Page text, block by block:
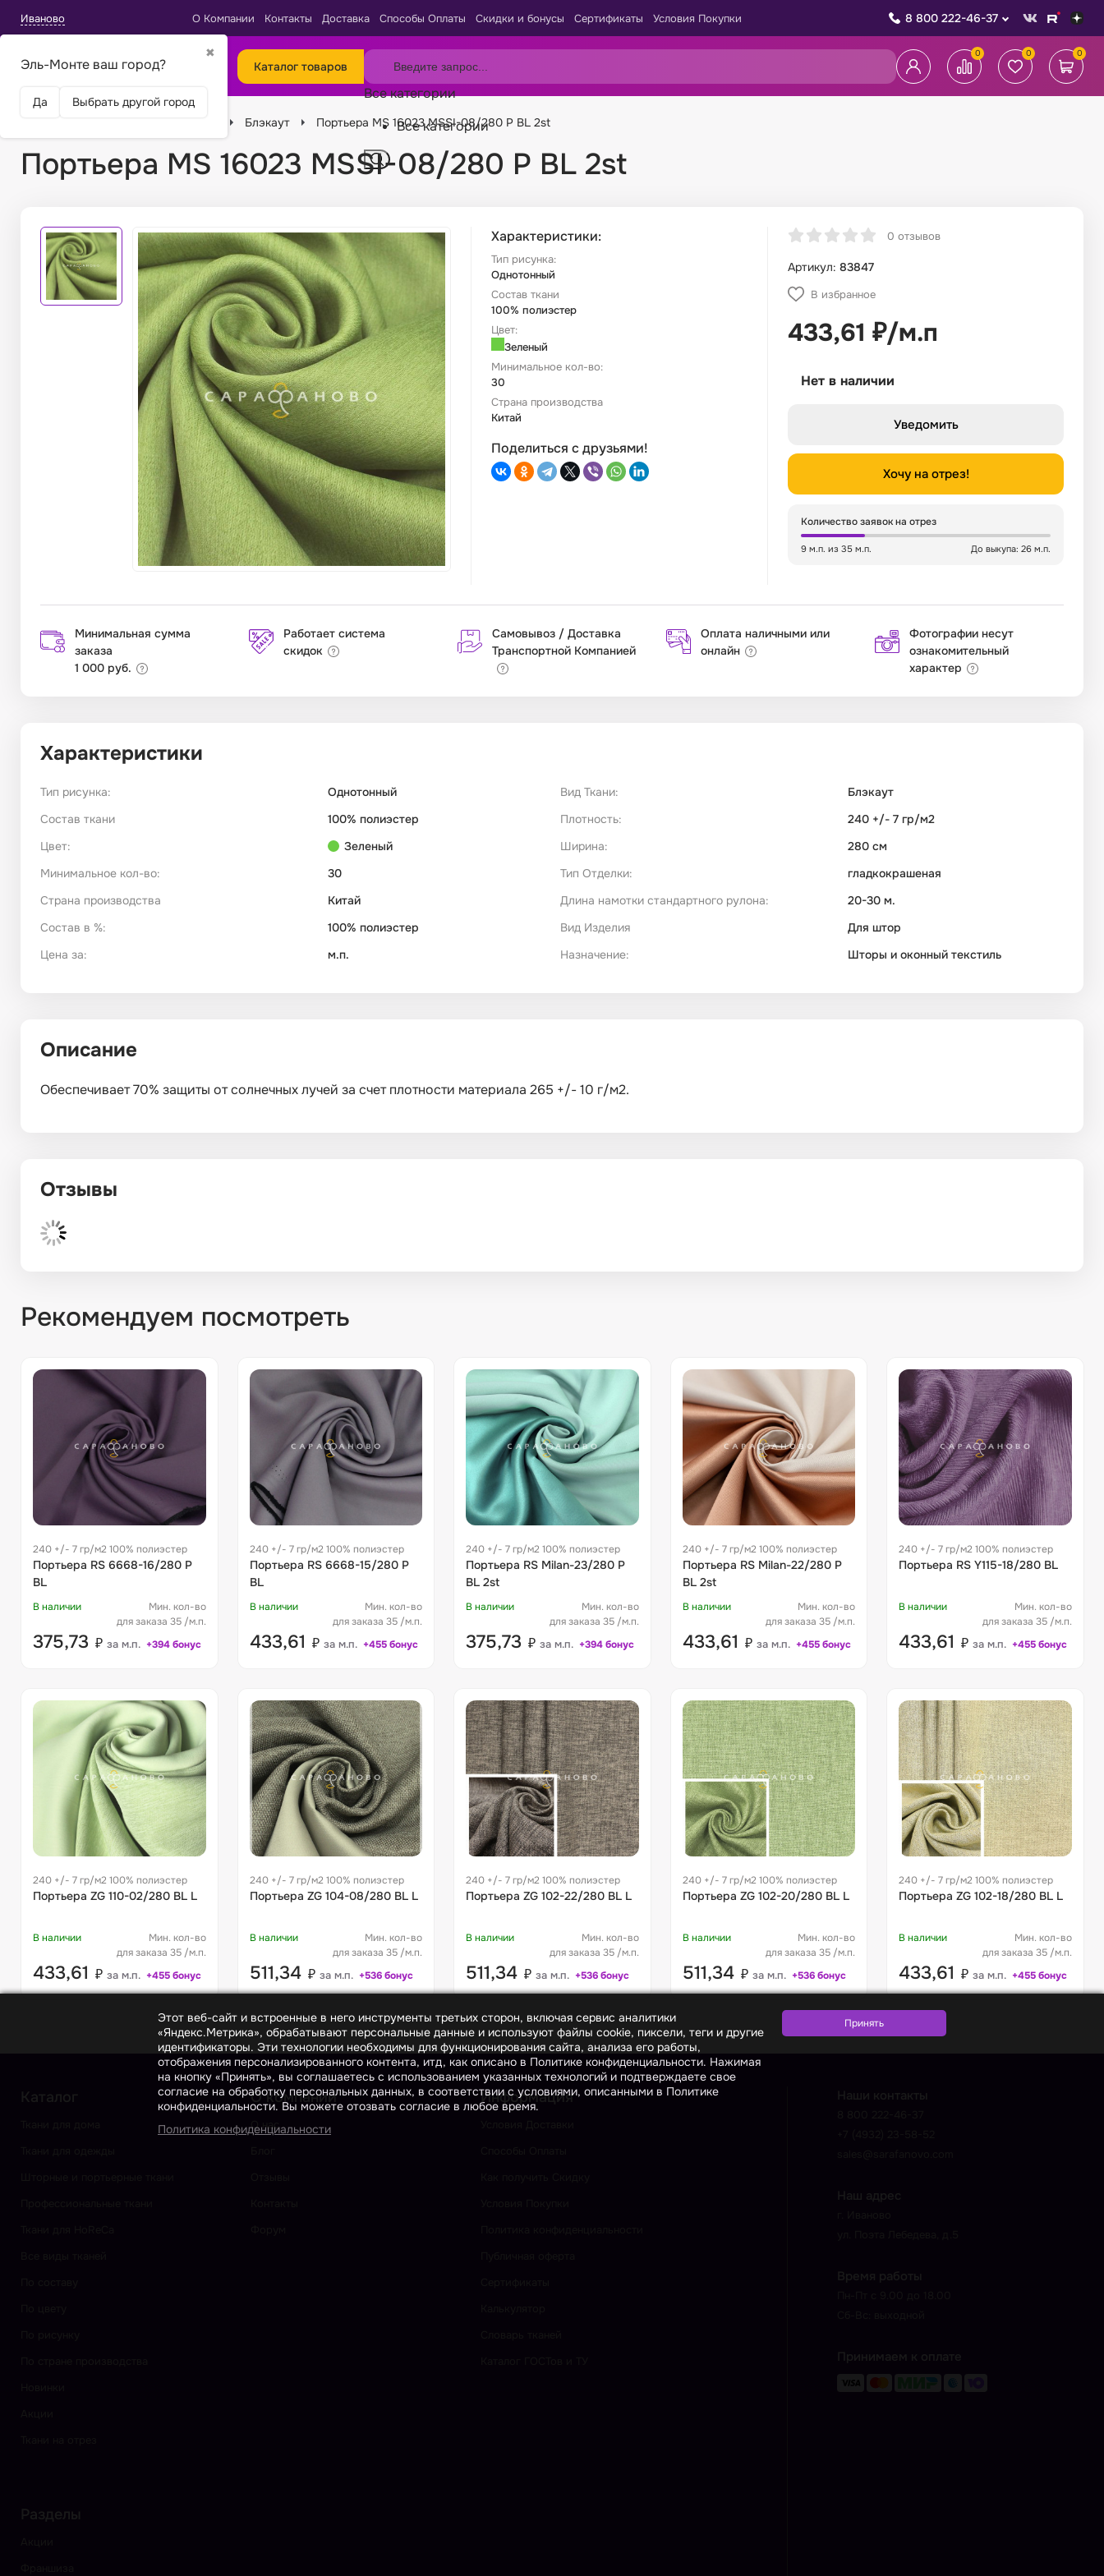
Иваново
✖
Эль-Монте ваш город?
Да Выбрать другой город
О Компании Контакты Доставка Способы Оплаты Скидки и бонусы Сертификаты Условия Покупки 8 800 222-46-37
Каталог товаров
Все категории
Все категории
0 0 0
Блэкаут Портьера MS 16023 MSSI-08/280 P BL 2st
Портьера MS 16023 MSSI-08/280 P BL 2st
Характеристики:
Тип рисунка:
Однотонный
Состав ткани
100% полиэстер
Цвет:
Зеленый
Минимальное кол-во:
30
Страна производства
Китай
Поделиться с друзьями!
0 отзывов
Артикул: 83847
В избранное
433,61 ₽/м.п
Нет в наличии
Уведомить
Хочу на отрез!
Количество заявок на отрез
9 м.п. из 35 м.п. До выкупа: 26 м.п.
Минимальная сумма
заказа
1 000 руб.
Работает система
скидок
Самовывоз / Доставка
Транспортной Компанией
Оплата наличными или
онлайн
Фотографии несут
ознакомительный
характер
Характеристики
Тип рисунка:
Однотонный
Состав ткани
100% полиэстер
Цвет:
Зеленый
Минимальное кол-во:
30
Страна производства
Китай
Состав в %:
100% полиэстер
Цена за:
м.п.
Вид Ткани:
Блэкаут
Плотность:
240 +/- 7 гр/м2
Ширина:
280 см
Тип Отделки:
гладкокрашеная
Длина намотки стандартного рулона:
20-30 м.
Вид Изделия
Для штор
Назначение:
Шторы и оконный текстиль
Описание
Обеспечивает 70% защиты от солнечных лучей за счет плотности материала 265 +/- 10 г/м2.
Отзывы
Рекомендуем посмотреть
240 +/- 7 гр/м2 100% полиэстер
Портьера RS 6668-16/280 P
BL
В наличии
Мин. кол-во
для заказа 35 /м.п.
375,73 ₽ за м.п. +394 бонус
240 +/- 7 гр/м2 100% полиэстер
Портьера RS 6668-15/280 P
BL
В наличии
Мин. кол-во
для заказа 35 /м.п.
433,61 ₽ за м.п. +455 бонус
240 +/- 7 гр/м2 100% полиэстер
Портьера RS Milan-23/280 P
BL 2st
В наличии
Мин. кол-во
для заказа 35 /м.п.
375,73 ₽ за м.п. +394 бонус
240 +/- 7 гр/м2 100% полиэстер
Портьера RS Milan-22/280 P
BL 2st
В наличии
Мин. кол-во
для заказа 35 /м.п.
433,61 ₽ за м.п. +455 бонус
240 +/- 7 гр/м2 100% полиэстер
Портьера RS Y115-18/280 BL
В наличии
Мин. кол-во
для заказа 35 /м.п.
433,61 ₽ за м.п. +455 бонус
240 +/- 7 гр/м2 100% полиэстер
Портьера ZG 110-02/280 BL L
В наличии
Мин. кол-во
для заказа 35 /м.п.
433,61 ₽ за м.п. +455 бонус
240 +/- 7 гр/м2 100% полиэстер
Портьера ZG 104-08/280 BL L
В наличии
Мин. кол-во
для заказа 35 /м.п.
511,34 ₽ за м.п. +536 бонус
240 +/- 7 гр/м2 100% полиэстер
Портьера ZG 102-22/280 BL L
В наличии
Мин. кол-во
для заказа 35 /м.п.
511,34 ₽ за м.п. +536 бонус
240 +/- 7 гр/м2 100% полиэстер
Портьера ZG 102-20/280 BL L
В наличии
Мин. кол-во
для заказа 35 /м.п.
511,34 ₽ за м.п. +536 бонус
240 +/- 7 гр/м2 100% полиэстер
Портьера ZG 102-18/280 BL L
В наличии
Мин. кол-во
для заказа 35 /м.п.
433,61 ₽ за м.п. +455 бонус
Каталог О компании
О нас
Информация
Разделы
Наши контакты
Наш адрес
Время работы
Принимаем к оплате
Этот веб-сайт и встроенные в него инструменты третьих сторон, включая сервис аналитики
«Яндекс.Метрика», обрабатывают персональные данные и используют файлы cookie, пиксели, теги и другие
идентификаторы. Эти технологии необходимы для функционирования сайта, анализа его работы,
отображения персонализированного контента, итд, как описано в Политике конфиденциальности. Нажимая
на кнопку «Принять», вы соглашаетесь с использованием указанных технологий и подтверждаете свое
согласие на обработку персональных данных, в соответствии с условиями, описанными в Политике
конфиденциальности. Вы можете отозвать согласие в любое время.
Политика конфиденциальности